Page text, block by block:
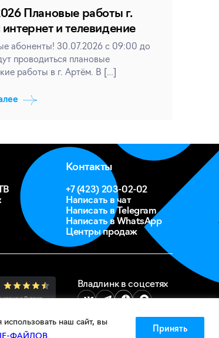
наш сайт, вы
ФАЙЛОВ.
Принять
Плановые работы г.
и телевидение
абоненты! 30.07.2026 с 09:00 до
проводиться плановые
работы в г. Артём. В […]
Контакты
+7 (423) 203-02-02
Написать в чат
Написать в Telegram
Написать в WhatsApp
Центры продаж
Владлинк в соцсетях